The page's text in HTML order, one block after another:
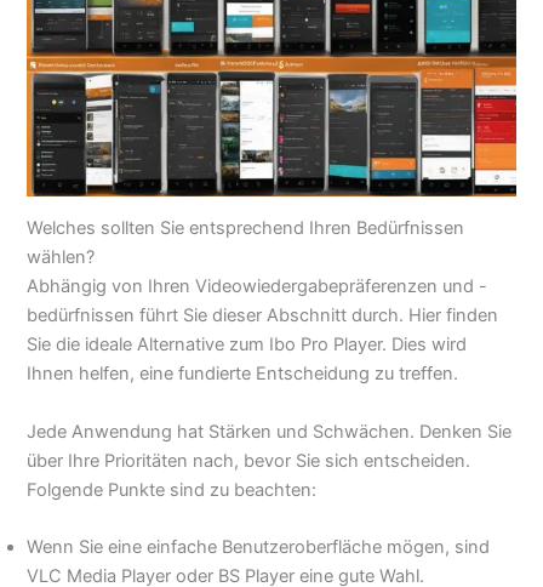
Welches sollten Sie entsprechend Ihren Bedürfnissen
wählen?
Abhängig von Ihren Videowiedergabepräferenzen und -
bedürfnissen führt Sie dieser Abschnitt durch. Hier finden
Sie die ideale Alternative zum Ibo Pro Player. Dies wird
Ihnen helfen, eine fundierte Entscheidung zu treffen.
Jede Anwendung hat Stärken und Schwächen. Denken Sie
über Ihre Prioritäten nach, bevor Sie sich entscheiden.
Folgende Punkte sind zu beachten:
Wenn Sie eine einfache Benutzeroberfläche mögen, sind
VLC Media Player oder BS Player eine gute Wahl.